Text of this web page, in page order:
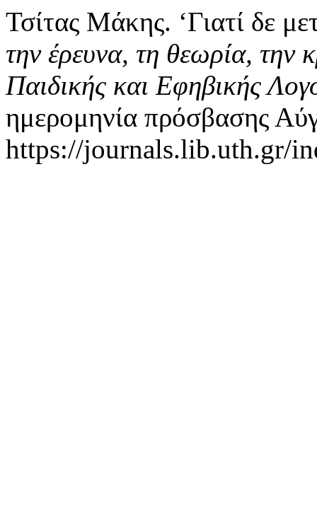
Τσίτας Μάκης. ‘Γιατί δε
την έρευνα, τη θεωρία, την
Παιδικής και Εφηβικής
ημερομηνία πρόσβασης
https://journals.lib.uth.gr/